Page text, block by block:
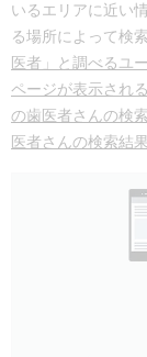
いるエリアに近い
る場所によって検
医者」と調べるユ
ページが表示され
の歯医者さんの検
医者さんの検索結